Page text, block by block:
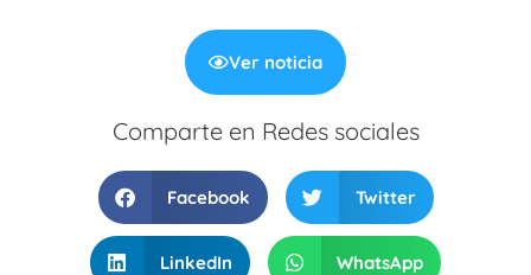
Ver noticia
Comparte en Redes sociales
Facebook Twitter
LinkedIn WhatsApp